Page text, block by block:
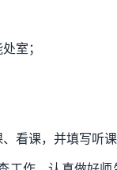
室；
看课，并填写听